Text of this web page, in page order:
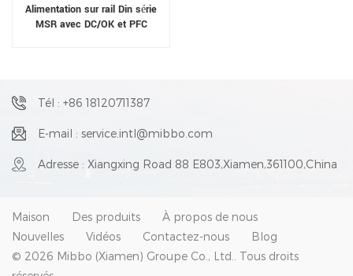
Alimentation sur rail Din série
MSR avec DC/OK et PFC
Tél : +86 18120711387
E-mail : service.intl@mibbo.com
Adresse : Xiangxing Road 88 E803,Xiamen,361100,China
Maison Des produits
À propos de nous
Nouvelles
Vidéos Contactez-nous
Blog
© 2026 Mibbo (Xiamen) Groupe Co., Ltd.. Tous droits